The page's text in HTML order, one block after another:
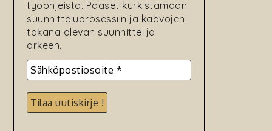
työohjeista. Pääset kurkistamaan
suunnitteluprosessiin ja kaavojen
takana olevan suunnittelija
arkeen.